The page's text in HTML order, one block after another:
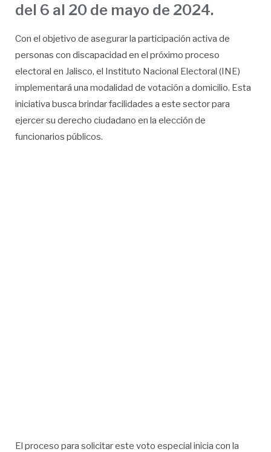
del 6 al 20 de mayo de 2024.
Con el objetivo de asegurar la participación activa de
personas con discapacidad en el próximo proceso
electoral en Jalisco, el Instituto Nacional Electoral (INE)
implementará una modalidad de votación a domicilio. Esta
iniciativa busca brindar facilidades a este sector para
ejercer su derecho ciudadano en la elección de
funcionarios públicos.
El proceso para solicitar este voto especial inicia con la